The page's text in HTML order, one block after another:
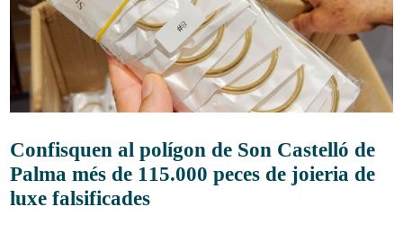
Confisquen al polígon de Son Castelló de
Palma més de 115.000 peces de joieria de
luxe falsificades